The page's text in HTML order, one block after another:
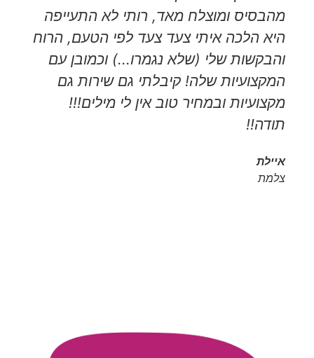
מהבסיס ומוצלח מאד, רותי לא התעייפה
היא הלכה איתי צעד צעד לפי הטעם, הרוח
והבקשות שלי (שלא נגמרו...) וכמובן עם
המקצועיות שלה! קיבלתי גם שירות גם
מקצועיות ובמחיר טוב אין לי מילים!!!
תודה!!
איילת
צלמת